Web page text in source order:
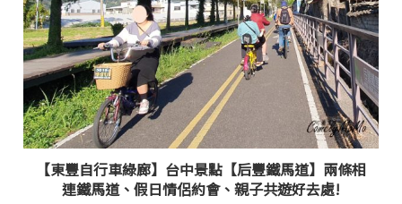
【東豐自行車綠廊】台中景點【后豐鐵馬道】兩條相
連鐵馬道、假日情侶約會、親子共遊好去處!